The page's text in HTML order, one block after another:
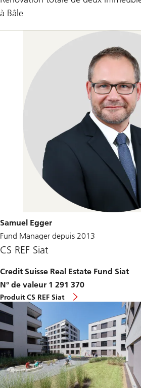
à Bâle
Samuel Egger
Fund Manager depuis 2013
CS REF Siat
Credit Suisse Real Estate Fund Siat
N° de valeur 1 291 370
Produit CS REF Siat